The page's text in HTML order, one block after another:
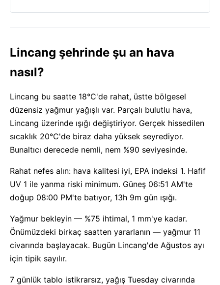
Lincang şehrinde şu an hava
nasıl?
Lincang bu saatte 18°C'de rahat, üstte bölgesel
düzensiz yağmur yağışlı var. Parçalı bulutlu hava,
Lincang üzerinde ışığı değiştiriyor. Gerçek hissedilen
sıcaklık 20°C'de biraz daha yüksek seyrediyor.
Bunaltıcı derecede nemli, nem %90 seviyesinde.
Rahat nefes alın: hava kalitesi iyi, EPA indeksi 1. Hafif
UV 1 ile yanma riski minimum. Güneş 06:51 AM'te
doğup 08:00 PM'te batıyor, 13h 9m gün ışığı.
Yağmur bekleyin — %75 ihtimal, 1 mm'ye kadar.
Önümüzdeki birkaç saatten yararlanın — yağmur 11
civarında başlayacak. Bugün Lincang'de Ağustos ayı
için tipik sayılır.
7 günlük tablo istikrarsız, yağış Tuesday civarında